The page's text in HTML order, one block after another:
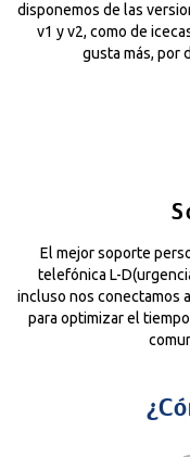
disponemos de las
v1 y v2, como de
gusta más, por
El mejor soporte
telefónica L-
incluso nos conectamos
para optimizar el